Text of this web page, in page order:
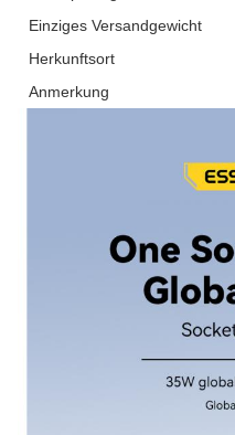
Einziges Versandgewicht
Herkunftsort
Anmerkung